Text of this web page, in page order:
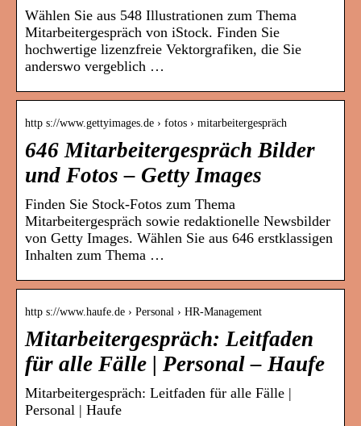
Wählen Sie aus 548 Illustrationen zum Thema
Mitarbeitergespräch von iStock. Finden Sie
hochwertige lizenzfreie Vektorgrafiken, die Sie
anderswo vergeblich …
http s://www.gettyimages.de › fotos › mitarbeitergespräch
646 Mitarbeitergespräch Bilder
und Fotos – Getty Images
Finden Sie Stock-Fotos zum Thema
Mitarbeitergespräch sowie redaktionelle Newsbilder
von Getty Images. Wählen Sie aus 646 erstklassigen
Inhalten zum Thema …
http s://www.haufe.de › Personal › HR-Management
Mitarbeitergespräch: Leitfaden
für alle Fälle | Personal – Haufe
Mitarbeitergespräch: Leitfaden für alle Fälle |
Personal | Haufe